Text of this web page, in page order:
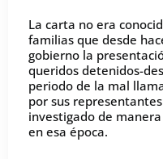
La carta no era
familias que desde
gobierno la
queridos detenidos-
periodo de la mal
por sus
investigado de
en esa época.